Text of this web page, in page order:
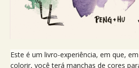
Este é um livro-experiência, em que,
colorir, você terá manchas de cores